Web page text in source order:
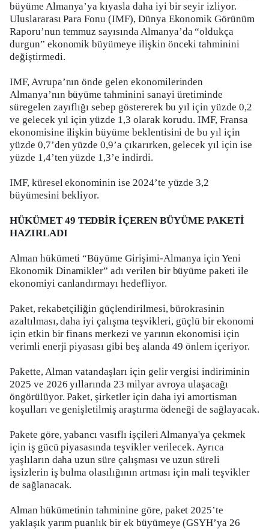
büyüme Almanya’ya kıyasla daha iyi bir seyir izliyor.
Uluslararası Para Fonu (IMF), Dünya Ekonomik Görünüm
Raporu’nun temmuz sayısında Almanya’da “oldukça
durgun” ekonomik büyümeye ilişkin önceki tahminini
değiştirmedi.
IMF, Avrupa’nın önde gelen ekonomilerinden
Almanya’nın büyüme tahminini sanayi üretiminde
süregelen zayıflığı sebep göstererek bu yıl için yüzde 0,2
ve gelecek yıl için yüzde 1,3 olarak korudu. IMF, Fransa
ekonomisine ilişkin büyüme beklentisini de bu yıl için
yüzde 0,7’den yüzde 0,9’a çıkarırken, gelecek yıl için ise
yüzde 1,4’ten yüzde 1,3’e indirdi.
IMF, küresel ekonominin ise 2024’te yüzde 3,2
büyümesini bekliyor.
HÜKÜMET 49 TEDBİR İÇEREN BÜYÜME PAKETİ
HAZIRLADI
Alman hükümeti “Büyüme Girişimi-Almanya için Yeni
Ekonomik Dinamikler” adı verilen bir büyüme paketi ile
ekonomiyi canlandırmayı hedefliyor.
Paket, rekabetçiliğin güçlendirilmesi, bürokrasinin
azaltılması, daha iyi çalışma teşvikleri, güçlü bir ekonomi
için etkin bir finans merkezi ve yarının ekonomisi için
verimli enerji piyasası gibi beş alanda 49 önlem içeriyor.
Pakette, Alman vatandaşları için gelir vergisi indiriminin
2025 ve 2026 yıllarında 23 milyar avroya ulaşacağı
öngörülüyor. Paket, şirketler için daha iyi amortisman
koşulları ve genişletilmiş araştırma ödeneği de sağlayacak.
Pakete göre, yabancı vasıflı işçileri Almanya'ya çekmek
için iş gücü piyasasında teşvikler verilecek. Ayrıca
yaşlıların daha uzun süre çalışması ve uzun süreli
işsizlerin iş bulma olasılığının artması için mali teşvikler
de sağlanacak.
Alman hükümetinin tahminine göre, paket 2025’te
yaklaşık yarım puanlık bir ek büyümeye (GSYH’ya 26